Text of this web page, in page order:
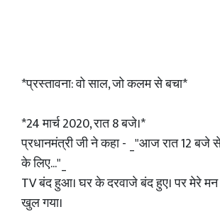
*प्रस्तावना: वो साल, जो कलम से बचा*
*24 मार्च 2020, रात 8 बजे।*
प्रधानमंत्री जी ने कहा - _"आज रात 12 बजे से
के लिए..."_
TV बंद हुआ। घर के दरवाजे बंद हुए। पर मेरे
खुल गया।